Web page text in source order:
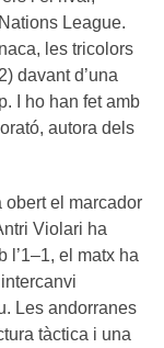
League.
les tricolors
davant d’una
I ho han fet amb
autora dels
obert el marcador
Violari ha
l’1–1, el matx ha
Les andorranes
tàctica i una